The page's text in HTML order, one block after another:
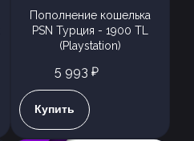
Пополнение кошелька
PSN Турция - 1900 TL
(Playstation)
5 993 ₽
Купить